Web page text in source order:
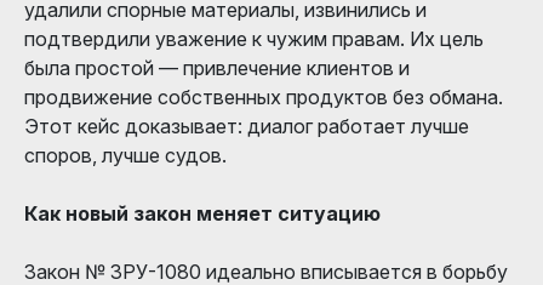
удалили спорные материалы, извинились и
подтвердили уважение к чужим правам. Их цель
была простой — привлечение клиентов и
продвижение собственных продуктов без обмана.
Этот кейс доказывает: диалог работает лучше
споров, лучше судов.
Как новый закон меняет ситуацию
Закон № ЗРУ-1080 идеально вписывается в борьбу